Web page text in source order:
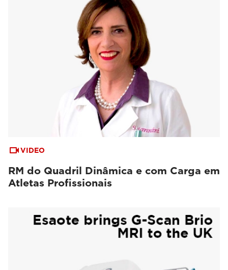
VIDEO
RM do Quadril Dinâmica e com Carga em
Atletas Profissionais